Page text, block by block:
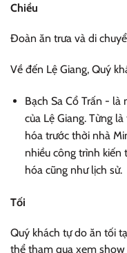
Chiều
Đoàn ăn trưa và di
Về đến Lệ Giang, Quý
Bạch Sa Cổ Trấn -
của Lệ Giang. Từng
hóa trước thời nhà
nhiều công trình kiến
hóa cũng như lịch sử.
Tối
Quý khách tự do ăn tối
thể tham qua xem show